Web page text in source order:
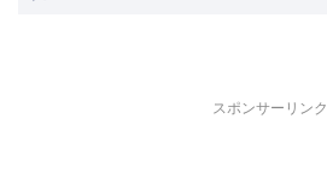
スポンサーリンク